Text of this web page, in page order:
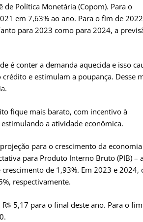
de Política Monetária (Copom). Para o
em 7,63% ao ano. Para o fim de
para 2023 como para 2024, a
é conter a demanda aquecida e isso
e estimulam a poupança. Desse
fique mais barato, com incentivo à
a atividade econômica.
para o crescimento da economia
para Produto Interno Bruto (PIB) –
de 1,93%. Em 2023 e 2024,
respectivamente.
5,17 para o final deste ano. Para o